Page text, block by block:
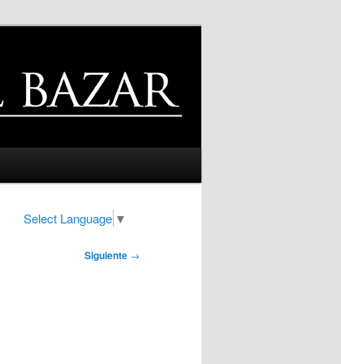
Select Language ▼
Siguiente →